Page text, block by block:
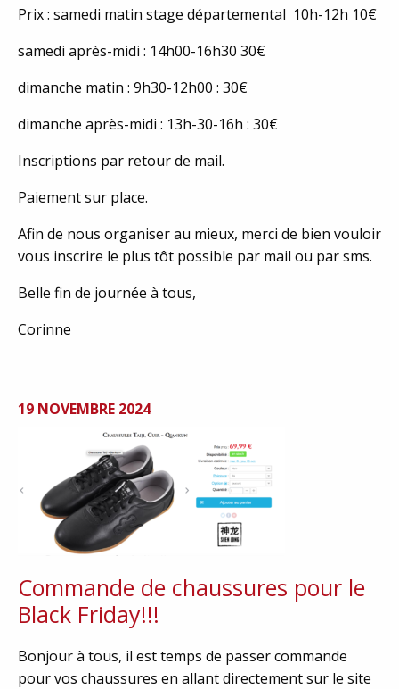
Prix : samedi matin stage départemental 10h-12h 10€
samedi après-midi : 14h00-16h30 30€
dimanche matin : 9h30-12h00 : 30€
dimanche après-midi : 13h-30-16h : 30€
Inscriptions par retour de mail.
Paiement sur place.
Afin de nous organiser au mieux, merci de bien vouloir
vous inscrire le plus tôt possible par mail ou par sms.
Belle fin de journée à tous,
Corinne
19 NOVEMBRE 2024
Commande de chaussures pour le
Black Friday!!!
Bonjour à tous, il est temps de passer commande
pour vos chaussures en allant directement sur le site